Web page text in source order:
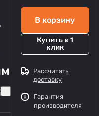
В корзину
Купить в 1
клик
Рассчитать
доставку
Гарантия
производителя